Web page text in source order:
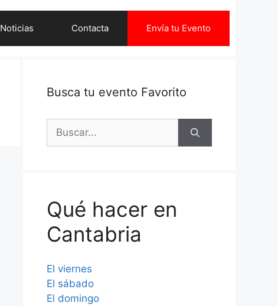
Noticias Contacta Envía tu Evento
Busca tu evento Favorito
Buscar:
Qué hacer en
Cantabria
El viernes
El sábado
El domingo